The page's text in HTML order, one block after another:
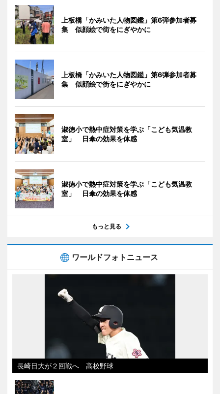
上板橋「かみいた人物図鑑」第6弾参加者募
集 似顔絵で街をにぎやかに
上板橋「かみいた人物図鑑」第6弾参加者募
集 似顔絵で街をにぎやかに
淑徳小で熱中症対策を学ぶ「こども気温教
室」 日傘の効果を体感
淑徳小で熱中症対策を学ぶ「こども気温教
室」 日傘の効果を体感
もっと見る
ワールドフォトニュース
長崎日大が２回戦へ 高校野球